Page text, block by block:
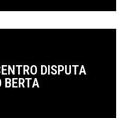
DISPUTA
BERTA